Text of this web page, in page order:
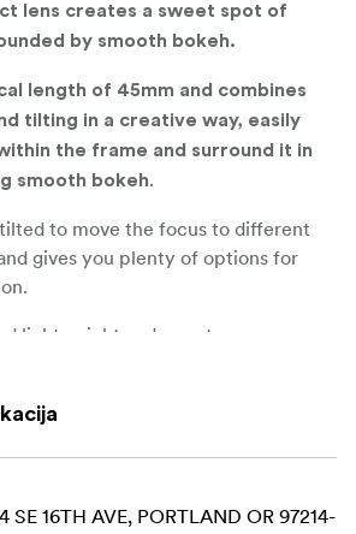
lens creates a sweet spot of
by smooth bokeh.
length of 45mm and combines
tilting in a creative way, easily
the frame and surround it in
smooth bokeh.
to move the focus to different
gives you plenty of options for
lightweight and easy to use.
coating. Minimal focusing
degrees
SE 16TH AVE, PORTLAND OR 97214-